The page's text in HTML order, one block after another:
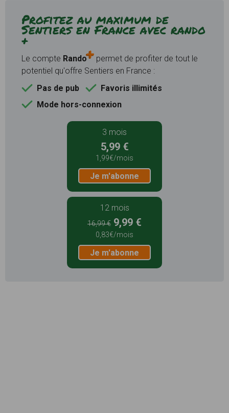
Profitez au maximum de
Sentiers en France avec rando
+
Le compte Rando
permet de profiter de tout le
potentiel qu'offre Sentiers en France :
Pas de pub
Favoris illimités
Mode hors-connexion
3 mois
5,99 €
1,99€/mois
Je m'abonne
12 mois
16,99 € 9,99 €
0,83€/mois
Je m'abonne